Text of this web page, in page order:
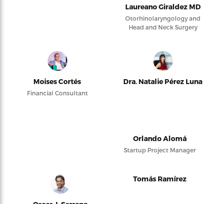
Laureano Giraldez MD
Otorhinolaryngology and
Head and Neck Surgery
Moises Cortés
Financial Consultant
Dra. Natalie Pérez Luna
Orlando Alomá
Startup Project Manager
Tomás Ramírez